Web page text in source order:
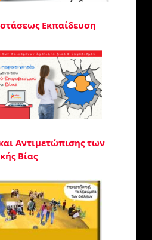
Εκπαίδευση
Αντιμετώπισης των
Βίας